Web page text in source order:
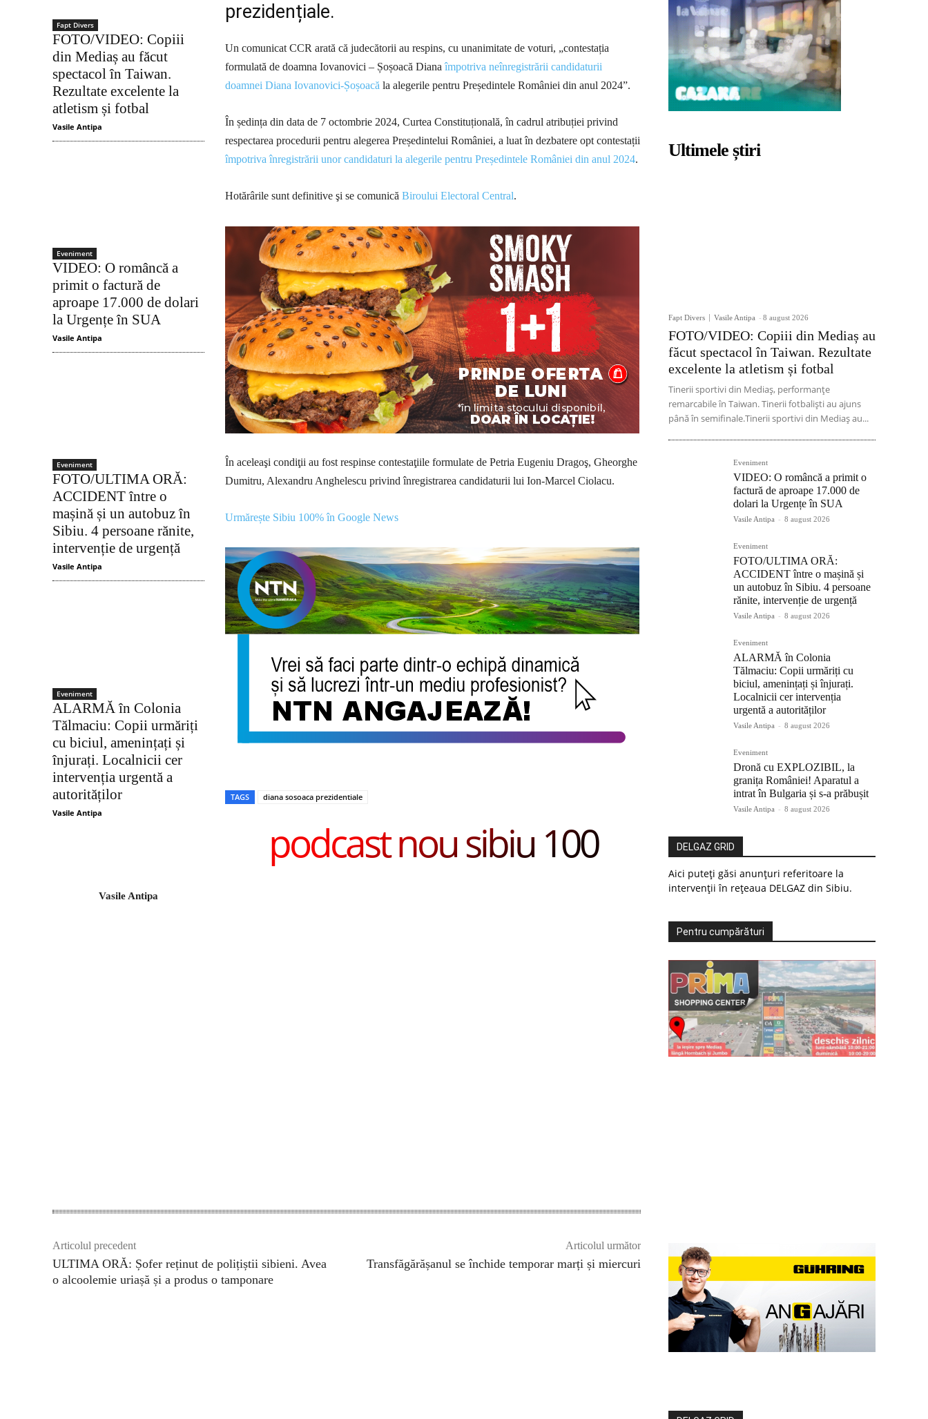
Fapt Divers
FOTO/VIDEO: Copiii
din Mediaș au făcut
spectacol în Taiwan.
Rezultate excelente la
atletism și fotbal
Vasile Antipa
Eveniment
VIDEO: O româncă a
primit o factură de
aproape 17.000 de dolari
la Urgențe în SUA
Vasile Antipa
Eveniment
FOTO/ULTIMA ORĂ:
ACCIDENT între o
mașină și un autobuz în
Sibiu. 4 persoane rănite,
intervenție de urgență
Vasile Antipa
Eveniment
ALARMĂ în Colonia
Tălmaciu: Copii urmăriți
cu biciul, amenințați și
înjurați. Localnicii cer
intervenția urgentă a
autorităților
Vasile Antipa
Vasile Antipa
prezidențiale.
Un comunicat CCR arată că judecătorii au respins, cu unanimitate de voturi, „contestația
formulată de doamna Iovanovici – Șoșoacă Dianaîmpotriva neînregistrării candidaturii
doamnei Diana Iovanovici-Șoșoacă la alegerile pentru Președintele României din anul 2024”.
În ședința din data de 7 octombrie 2024, Curtea Constituțională, în cadrul atribuției privind
respectarea procedurii pentru alegerea Președintelui României, a luat în dezbatere opt contestații
împotriva înregistrării unor candidaturi la alegerile pentru Președintele României din anul 2024.
Hotărârile sunt definitive şi se comunică Biroului Electoral Central.
În aceleaşi condiţii au fost respinse contestaţiile formulate de Petria Eugeniu Dragoş, Gheorghe
Dumitru, Alexandru Anghelescu privind înregistrarea candidaturii lui Ion-Marcel Ciolacu.
Urmărește Sibiu 100% în Google News
TAGS diana sosoaca prezidentiale
podcast nou sibiu 100
Ultimele știri
Fapt Divers Vasile Antipa - 8 august 2026
FOTO/VIDEO: Copiii din Mediaș au
făcut spectacol în Taiwan. Rezultate
excelente la atletism și fotbal
Tinerii sportivi din Mediaș, performanțe
remarcabile în Taiwan. Tinerii fotbaliști au ajuns
până în semifinale.Tinerii sportivi din Mediaș au...
Eveniment
VIDEO: O româncă a primit o
factură de aproape 17.000 de
dolari la Urgențe în SUA
Vasile Antipa - 8 august 2026
Eveniment
FOTO/ULTIMA ORĂ:
ACCIDENT între o mașină și
un autobuz în Sibiu. 4 persoane
rănite, intervenție de urgență
Vasile Antipa - 8 august 2026
Eveniment
ALARMĂ în Colonia
Tălmaciu: Copii urmăriți cu
biciul, amenințați și înjurați.
Localnicii cer intervenția
urgentă a autorităților
Vasile Antipa - 8 august 2026
Eveniment
Dronă cu EXPLOZIBIL, la
granița României! Aparatul a
intrat în Bulgaria și s-a prăbușit
Vasile Antipa - 8 august 2026
DELGAZ GRID
Aici puteți găsi anunțuri referitoare la
intervenții în rețeaua DELGAZ din Sibiu.
Pentru cumpărături
Articolul precedent
ULTIMA ORĂ: Șofer reținut de polițiștii sibieni. Avea
o alcoolemie uriașă și a produs o tamponare
Articolul următor
Transfăgărășanul se închide temporar marți și miercuri